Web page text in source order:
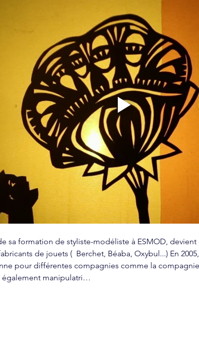
sa formation de styliste-modéliste à ESMOD,
de jouets (  Berchet, Béaba, Oxybul...) En
pour différentes compagnies comme la
également manipulatri…